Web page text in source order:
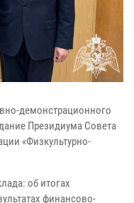
демонстрационного
Президиума Совета
«Физкультурно-
об итогах
финансово-